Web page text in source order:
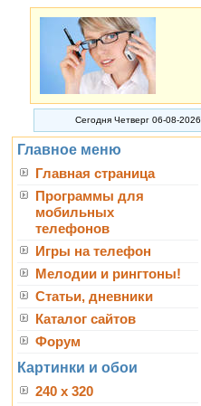
Сегодня Четверг 06-08-2026
Главное меню
Главная страница
Программы для
мобильных
телефонов
Игры на телефон
Мелодии и рингтоны!
Статьи, дневники
Каталог сайтов
Форум
Картинки и обои
240 x 320